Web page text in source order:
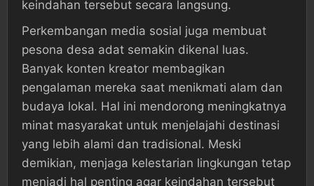
keindahan tersebut secara langsung.
Perkembangan media sosial juga membuat
pesona desa adat semakin dikenal luas.
Banyak konten kreator membagikan
pengalaman mereka saat menikmati alam dan
budaya lokal. Hal ini mendorong meningkatnya
minat masyarakat untuk menjelajahi destinasi
yang lebih alami dan tradisional. Meski
demikian, menjaga kelestarian lingkungan tetap
menjadi hal penting agar keindahan tersebut